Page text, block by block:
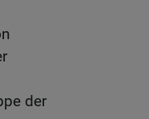
der